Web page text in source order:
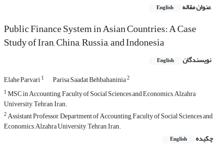
عنوان مقاله English
Public Finance System in Asian Countries: A Case
Study of Iran, China, Russia, and Indonesia
نویسندگان English
Elahe Parvari1 Parisa Saadat Behbahaninia2
1MSC in Accounting, Faculty of Social Sciences and Economics, Alzahra
University, Tehran, Iran.
2Assistant Professor, Department of Accounting, Faculty of Social Sciences and
Economics, Alzahra University, Tehran, Iran.
چکیده
English